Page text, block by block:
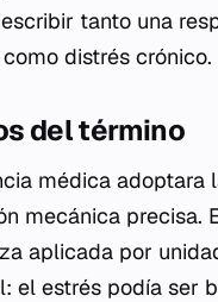
tanto una
distrés crónico.
del término
médica
mecánica precisa.
aplicada por
el estrés podía ser